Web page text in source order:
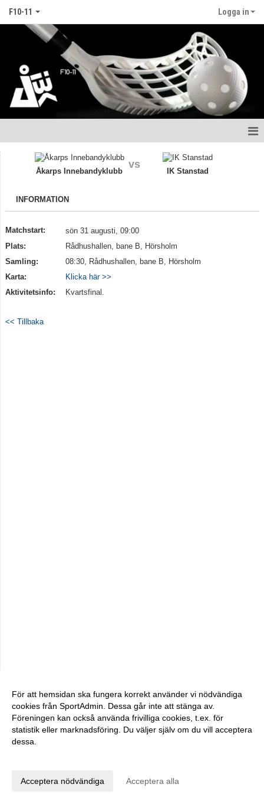
F10-11 Logga in
Kalender
Matcher
Kontakt
Åkarps Innebandyklubb
vs
IK Stanstad
INFORMATION
Matchstart:
sön 31 augusti, 09:00
Plats:
Rådhushallen, bane B, Hörsholm
Samling:
08:30, Rådhushallen, bane B, Hörsholm
Karta:
Klicka här >>
Aktivitetsinfo:
Kvartsfinal.
<< Tillbaka
För att hemsidan ska fungera korrekt använder vi nödvändiga
cookies från SportAdmin. Dessa går inte att stänga av.
Föreningen kan också använda frivilliga cookies, t.ex. för
statistik eller marknadsföring. Du väljer själv om du vill acceptera
dessa.
Acceptera nödvändiga Acceptera alla